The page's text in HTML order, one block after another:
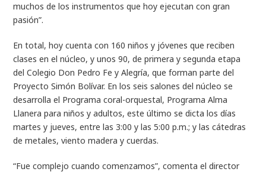
muchos de los instrumentos que hoy ejecutan con gran
pasión”.
En total, hoy cuenta con 160 niños y jóvenes que reciben
clases en el núcleo, y unos 90, de primera y segunda etapa
del Colegio Don Pedro Fe y Alegría, que forman parte del
Proyecto Simón Bolívar. En los seis salones del núcleo se
desarrolla el Programa coral-orquestal, Programa Alma
Llanera para niños y adultos, este último se dicta los días
martes y jueves, entre las 3:00 y las 5:00 p.m.; y las cátedras
de metales, viento madera y cuerdas.
“Fue complejo cuando comenzamos”, comenta el director